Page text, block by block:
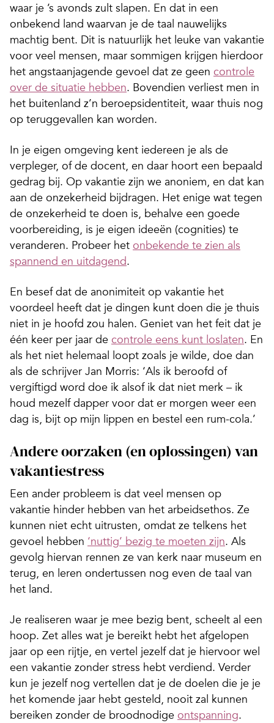
waar je ’s avonds zult slapen. En dat in een
onbekend land waarvan je de taal nauwelijks
machtig bent. Dit is natuurlijk het leuke van vakantie
voor veel mensen, maar sommigen krijgen hierdoor
het angstaanjagende gevoel dat ze geen controle
over de situatie hebben. Bovendien verliest men in
het buitenland z’n beroepsidentiteit, waar thuis nog
op teruggevallen kan worden.
In je eigen omgeving kent iedereen je als de
verpleger, of de docent, en daar hoort een bepaald
gedrag bij. Op vakantie zijn we anoniem, en dat kan
aan de onzekerheid bijdragen. Het enige wat tegen
de onzekerheid te doen is, behalve een goede
voorbereiding, is je eigen ideeën (cognities) te
veranderen. Probeer het onbekende te zien als
spannend en uitdagend.
En besef dat de anonimiteit op vakantie het
voordeel heeft dat je dingen kunt doen die je thuis
niet in je hoofd zou halen. Geniet van het feit dat je
één keer per jaar de controle eens kunt loslaten. En
als het niet helemaal loopt zoals je wilde, doe dan
als de schrijver Jan Morris: ‘Als ik beroofd of
vergiftigd word doe ik alsof ik dat niet merk – ik
houd mezelf dapper voor dat er morgen weer een
dag is, bijt op mijn lippen en bestel een rum-cola.’
Andere oorzaken (en oplossingen) van
vakantiestress
Een ander probleem is dat veel mensen op
vakantie hinder hebben van het arbeidsethos. Ze
kunnen niet echt uitrusten, omdat ze telkens het
gevoel hebben ‘nuttig’ bezig te moeten zijn. Als
gevolg hiervan rennen ze van kerk naar museum en
terug, en leren ondertussen nog even de taal van
het land.
Je realiseren waar je mee bezig bent, scheelt al een
hoop. Zet alles wat je bereikt hebt het afgelopen
jaar op een rijtje, en vertel jezelf dat je hiervoor wel
een vakantie zonder stress hebt verdiend. Verder
kun je jezelf nog vertellen dat je de doelen die je je
het komende jaar hebt gesteld, nooit zal kunnen
bereiken zonder de broodnodige ontspanning.